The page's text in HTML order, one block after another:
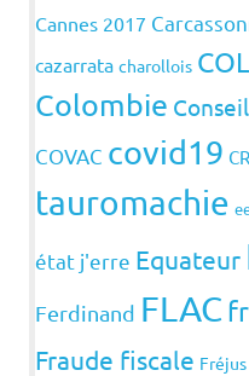
Cannes 2017
cazarrata charollois
Colombie
COVAC covid19
tauromachie
état j'erre Equateur
Ferdinand FLAC
Fraude fiscale Fréjus